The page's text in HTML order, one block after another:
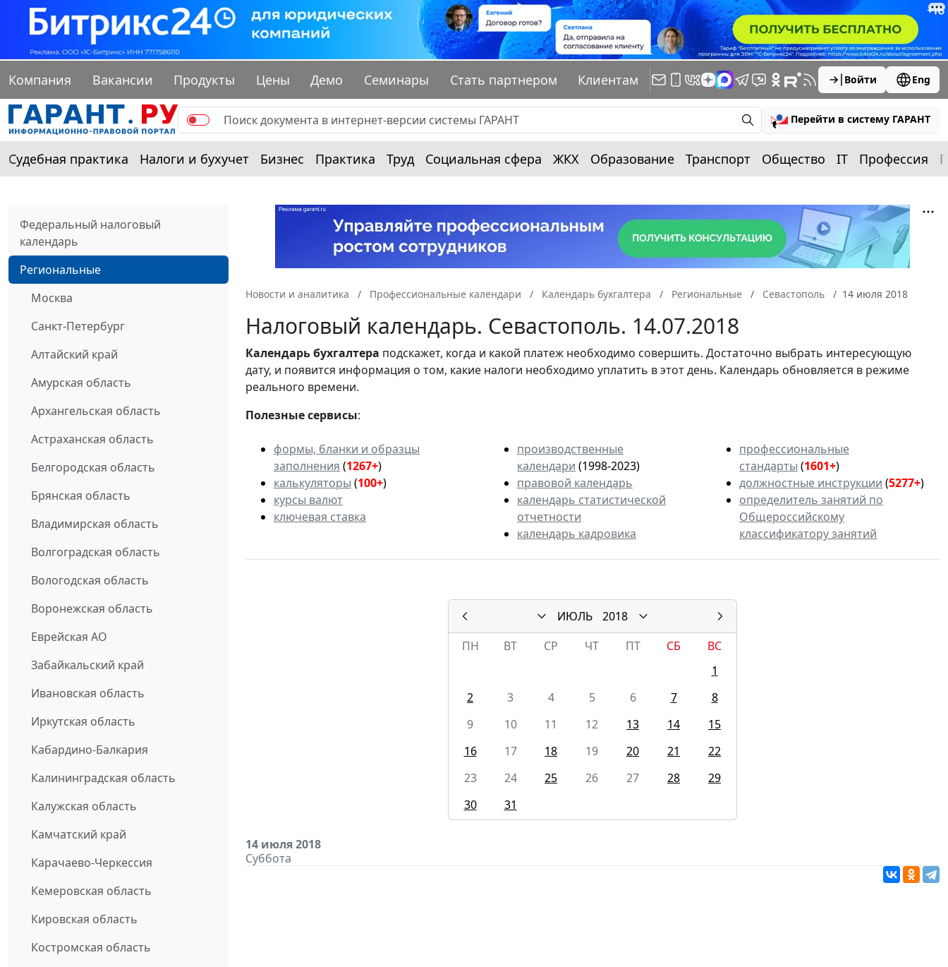
Компания Вакансии Продукты Цены Демо Семинары Стать партнером Клиентам Войти Eng
Перейти в систему ГАРАНТ
Судебная практика Налоги и бухучет Бизнес Практика Труд Социальная сфера ЖКХ Образование Транспорт Общество IT Профессия
Федеральный налоговый
календарь
Региональные
Москва
Санкт-Петербург
Алтайский край
Амурская область
Архангельская область
Астраханская область
Белгородская область
Брянская область
Владимирская область
Волгоградская область
Вологодская область
Воронежская область
Еврейская АО
Забайкальский край
Ивановская область
Иркутская область
Кабардино-Балкария
Калининградская область
Калужская область
Камчатский край
Карачаево-Черкессия
Кемеровская область
Кировская область
Костромская область
Новости и аналитика Профессиональные календари Календарь бухгалтера Региональные Севастополь 14 июля 2018
Налоговый календарь. Севастополь. 14.07.2018
Календарьбухгалтера подскажет, когда и какой платеж необходимо совершить. Достаточно выбрать интересующую
дату, и появится информация о том, какие налоги необходимо уплатить в этот день. Календарь обновляется в режиме
реального времени.
Полезные сервисы:
формы, бланки и образцы
заполнения (1267+)
калькуляторы (100+)
курсы валют
ключевая ставка
производственные
календари (1998-2023)
правовой календарь
календарь статистической
отчетности
календарь кадровика
профессиональные
стандарты (1601+)
должностные инструкции (5277+)
определитель занятий по
Общероссийскому
классификатору занятий
ИЮЛЬ
2018
ПН
ВТ СР ЧТ ПТ СБ
ВС
1
2
3 4 5 6 7
8
9
10 11 12 13 14
15
16
17 18 19 20 21
22
23
24 25 26 27 28
29
30
31
14 июля 2018
Суббота